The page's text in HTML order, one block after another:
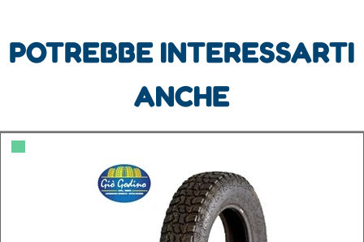
POTREBBE INTERESSARTI
ANCHE
▀